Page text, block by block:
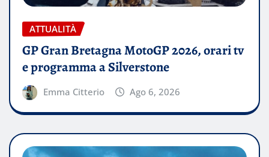
ATTUALITÀ
GP Gran Bretagna MotoGP 2026, orari tv
e programma a Silverstone
Emma Citterio Ago 6, 2026